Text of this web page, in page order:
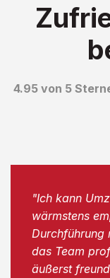
4.95 von 5
"Ich kann
wärmstens
Durchführung
das Team
äußerst